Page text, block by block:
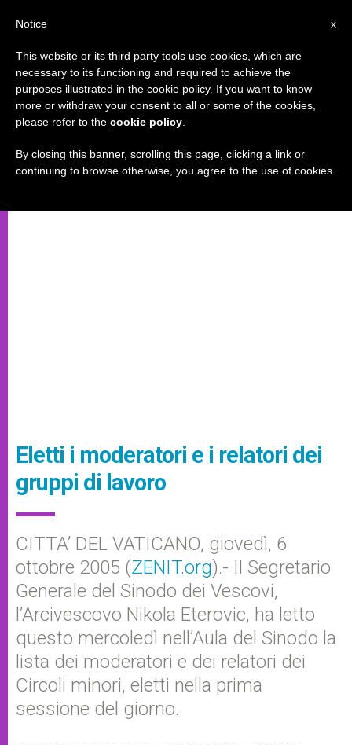
Eletti i moderatori e i relatori dei
gruppi di lavoro
CITTA’ DEL VATICANO, giovedì, 6
ottobre 2005 (ZENIT.org).- Il Segretario
Generale del Sinodo dei Vescovi,
l’Arcivescovo Nikola Eterovic, ha letto
questo mercoledì nell’Aula del Sinodo la
lista dei moderatori e dei relatori dei
Circoli minori, eletti nella prima
sessione del giorno.
x
Notice
This website or its third party tools use cookies, which are
necessary to its functioning and required to achieve the
purposes illustrated in the cookie policy. If you want to know
more or withdraw your consent to all or some of the cookies,
please refer to the cookie policy
By closing this banner, scrolling this page, clicking a link or
continuing to browse otherwise, you agree to the use of cookies.